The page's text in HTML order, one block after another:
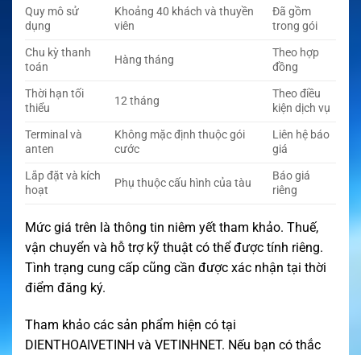
Quy mô sử
dụng
Khoảng 40 khách và thuyền
viên
Đã gồm
trong gói
Chu kỳ thanh
toán
Hàng tháng
Theo hợp
đồng
Thời hạn tối
thiểu
12 tháng
Theo điều
kiện dịch vụ
Terminal và
anten
Không mặc định thuộc gói
cước
Liên hệ báo
giá
Lắp đặt và kích
hoạt
Phụ thuộc cấu hình của tàu
Báo giá
riêng
Mức giá trên là thông tin niêm yết tham khảo. Thuế,
vận chuyển và hỗ trợ kỹ thuật có thể được tính riêng.
Tình trạng cung cấp cũng cần được xác nhận tại thời
điểm đăng ký.
Tham khảo các sản phẩm hiện có tại
DIENTHOAIVETINH và VETINHNET. Nếu bạn có thắc